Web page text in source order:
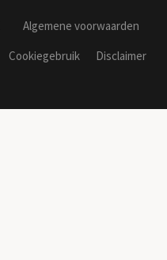
Algemene voorwaarden
Cookiegebruik
Disclaimer